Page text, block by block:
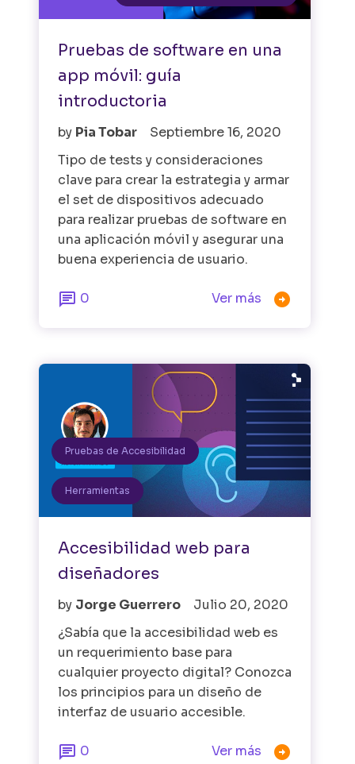
Pruebas de software en una
app móvil: guía
introductoria
by Pia Tobar
Septiembre 16, 2020
Tipo de tests y consideraciones
clave para crear la estrategia y armar
el set de dispositivos adecuado
para realizar pruebas de software en
una aplicación móvil y asegurar una
buena experiencia de usuario.
 0 Ver más 
Herramientas
Pruebas de Accesibilidad
Accesibilidad web para
diseñadores
by Jorge Guerrero
Julio 20, 2020
¿Sabía que la accesibilidad web es
un requerimiento base para
cualquier proyecto digital? Conozca
los principios para un diseño de
interfaz de usuario accesible.
 0 Ver más 